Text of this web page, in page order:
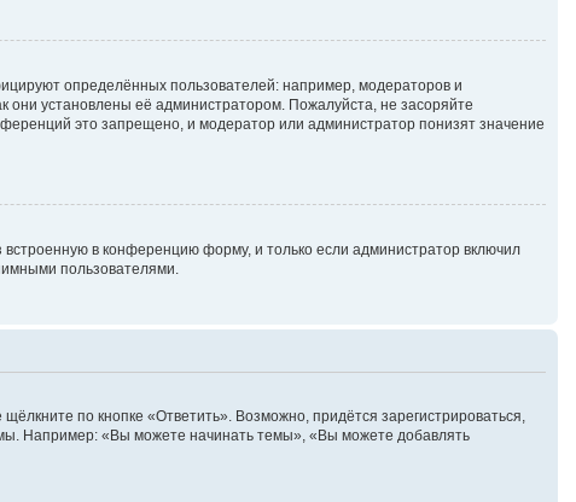
определённых пользователей: например, модераторов и
установлены её администратором. Пожалуйста, не засоряйте
это запрещено, и модератор или администратор понизят значение
в конференцию форму, и только если администратор включил
пользователями.
по кнопке «Ответить». Возможно, придётся зарегистрироваться,
Например: «Вы можете начинать темы», «Вы можете добавлять